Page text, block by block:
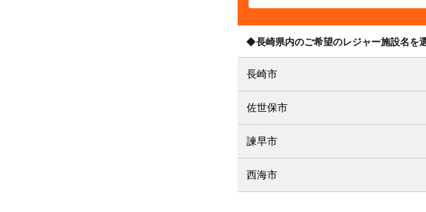
◆長崎県内のご希望のレジャー施設名を
長崎市
佐世保市
諫早市
西海市